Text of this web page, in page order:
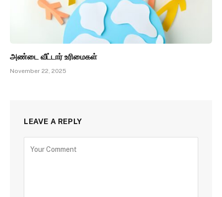
அண்டை வீட்டார் உரிமைகள்
November 22, 2025
LEAVE A REPLY